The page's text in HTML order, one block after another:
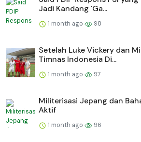
Jadi Kandang 'Ga...
1 month ago 98
Setelah Luke Vickery dan
Timnas Indonesia Di...
1 month ago 97
Militerisasi Jepang dan
Aktif
1 month ago 96